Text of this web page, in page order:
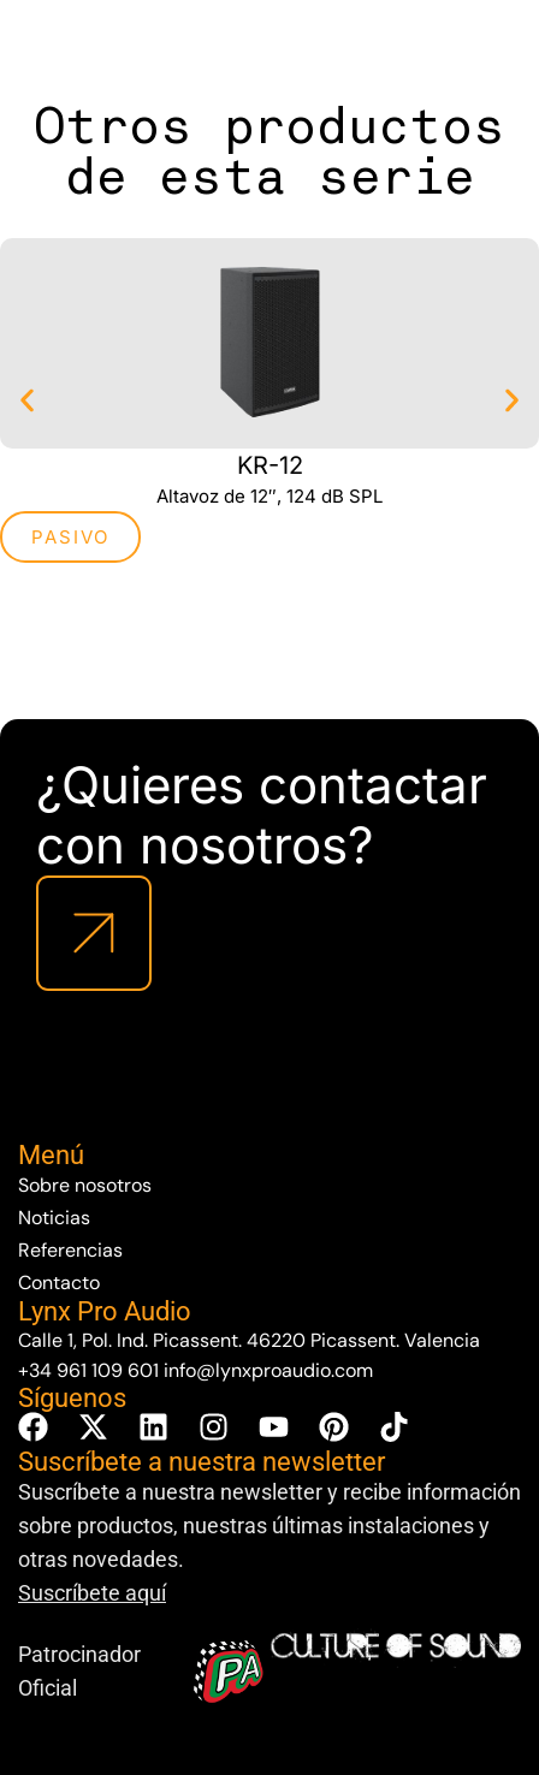
Otros productos
de esta serie
KR-12
Altavoz de 12″, 124 dB SPL
PASIVO
¿Quieres contactar
con nosotros?
Menú
Sobre nosotros
Noticias
Referencias
Contacto
Lynx Pro Audio
Calle 1, Pol. Ind. Picassent. 46220 Picassent. Valencia
+34 961 109 601 info@lynxproaudio.com
Síguenos
Suscríbete a nuestra newsletter
Suscríbete a nuestra newsletter y recibe información
sobre productos, nuestras últimas instalaciones y
otras novedades.
Suscríbete aquí
Patrocinador
Oficial